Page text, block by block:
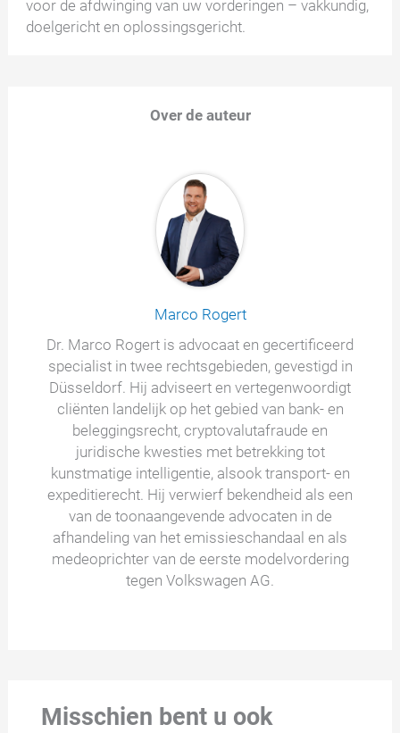
voor de afdwinging van uw vorderingen – vakkundig,
doelgericht en oplossingsgericht.
Over de auteur
Marco Rogert
Dr. Marco Rogert is advocaat en gecertificeerd
specialist in twee rechtsgebieden, gevestigd in
Düsseldorf. Hij adviseert en vertegenwoordigt
cliënten landelijk op het gebied van bank- en
beleggingsrecht, cryptovalutafraude en
juridische kwesties met betrekking tot
kunstmatige intelligentie, alsook transport- en
expeditierecht. Hij verwierf bekendheid als een
van de toonaangevende advocaten in de
afhandeling van het emissieschandaal en als
medeoprichter van de eerste modelvordering
tegen Volkswagen AG.
Misschien bent u ook